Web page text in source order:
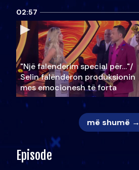
02:57
"Një falenderim special për…"/
Selin falënderon produksionin
mes emocionesh të forta
më shumë →
Episode